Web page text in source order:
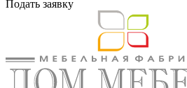
Подать заявку